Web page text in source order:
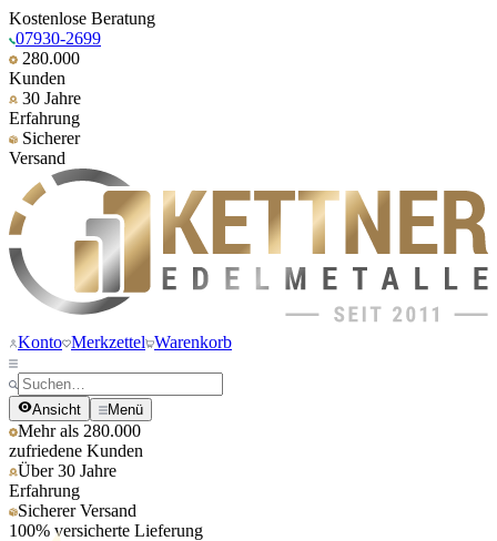
Kostenlose Beratung
07930-2699
280.000
Kunden
30 Jahre
Erfahrung
Sicherer
Versand
Konto Merkzettel Warenkorb
Ansicht Menü
Mehr als 280.000
zufriedene Kunden
Über 30 Jahre
Erfahrung
Sicherer Versand
100% versicherte Lieferung